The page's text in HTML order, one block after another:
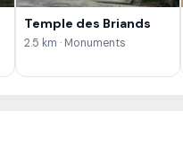
Temple des Briands
2.5 km · Monuments